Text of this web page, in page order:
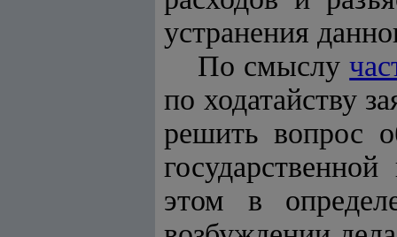
устранения
По смыслу
по ходатайству
решить вопрос
этом в